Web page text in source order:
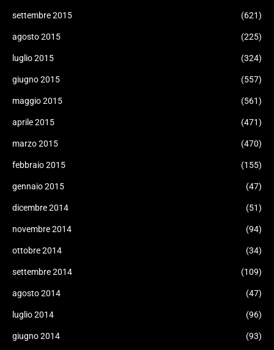
settembre 2015 (621)
agosto 2015 (225)
luglio 2015 (324)
giugno 2015 (557)
maggio 2015 (561)
aprile 2015 (471)
marzo 2015 (470)
febbraio 2015 (155)
gennaio 2015 (47)
dicembre 2014 (51)
novembre 2014 (94)
ottobre 2014 (34)
settembre 2014 (109)
agosto 2014 (47)
luglio 2014 (96)
giugno 2014 (93)